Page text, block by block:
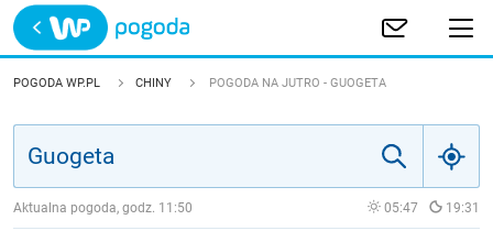
Trwa ładowanie
POLSKA
POGODA WP.PL CHINY POGODA NA JUTRO - GUOGETA
Aktualna pogoda, godz. 11:50 05:47 19:31